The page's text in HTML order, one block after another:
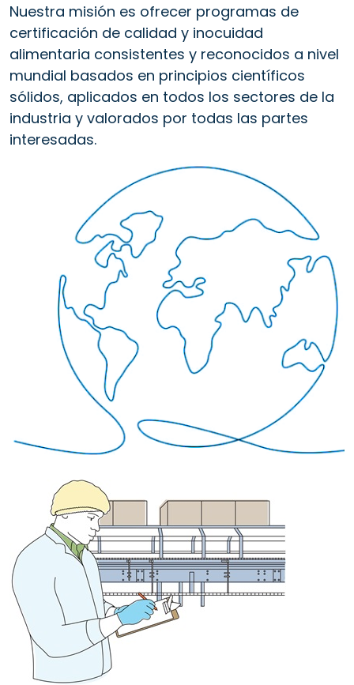
Nuestra misión es ofrecer programas de
certificación de calidad y inocuidad
alimentaria consistentes y reconocidos a nivel
mundial basados en principios científicos
sólidos, aplicados en todos los sectores de la
industria y valorados por todas las partes
interesadas.